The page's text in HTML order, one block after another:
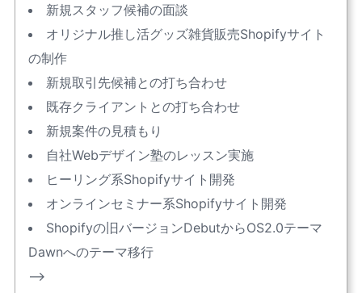
新規スタッフ候補の面談
オリジナル推し活グッズ雑貨販売Shopifyサイト
の制作
新規取引先候補との打ち合わせ
既存クライアントとの打ち合わせ
新規案件の見積もり
自社Webデザイン塾のレッスン実施
ヒーリング系Shopifyサイト開発
オンラインセミナー系Shopifyサイト開発
Shopifyの旧バージョンDebutからOS2.0テーマ
Dawnへのテーマ移行
–>